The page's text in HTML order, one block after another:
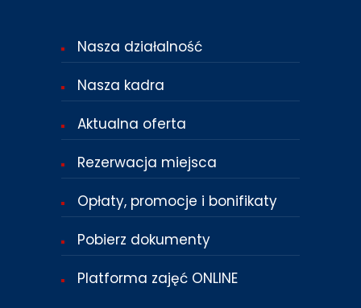
Nasza działalność
Nasza kadra
Aktualna oferta
Rezerwacja miejsca
Opłaty, promocje i bonifikaty
Pobierz dokumenty
Platforma zajęć ONLINE